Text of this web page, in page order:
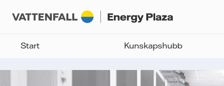
Start Kunskapshubb